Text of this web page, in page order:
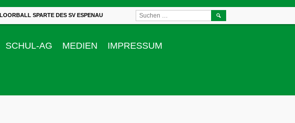
SPARTE DES SV ESPENAU
SCHUL-AG MEDIEN IMPRESSUM
SUCHEN